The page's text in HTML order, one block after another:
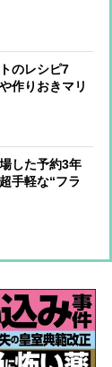
い！
のレシピ7
作りおきマリ
群
した予約3年
手軽な“フラ
手間なし！